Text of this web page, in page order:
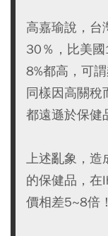
高嘉瑜說，台
30％，比美
8%都高，可
同樣因高關稅
都遠遜於保健
上述亂象，造
的保健品，在
價相差5~8倍！